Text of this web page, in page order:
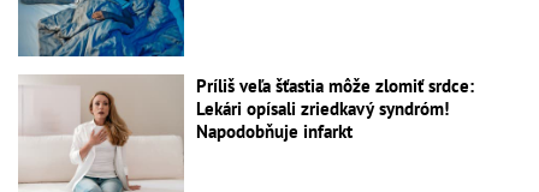
Príliš veľa šťastia môže zlomiť srdce:
Lekári opísali zriedkavý syndróm!
Napodobňuje infarkt